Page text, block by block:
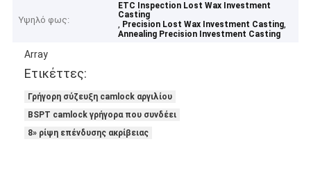
Υψηλό φως:
ETC Inspection Lost Wax Investment
Casting
, Precision Lost Wax Investment Casting,
Annealing Precision Investment Casting
Array
Ετικέττες:
Γρήγορη σύζευξη camlock αργιλίου
BSPT camlock γρήγορα που συνδέει
8» ρίψη επένδυσης ακρίβειας